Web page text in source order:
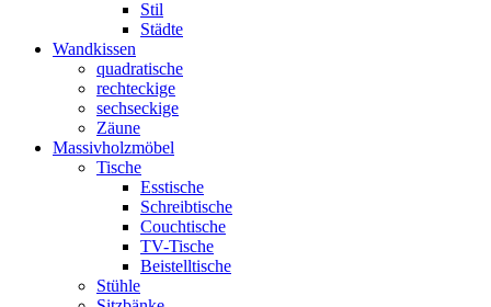
Stil
Städte
Wandkissen
quadratische
rechteckige
sechseckige
Zäune
Massivholzmöbel
Tische
Esstische
Schreibtische
Couchtische
TV-Tische
Beistelltische
Stühle